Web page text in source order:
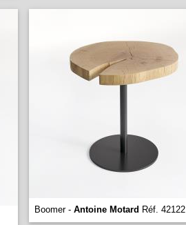
Boomer - Antoine Motard Réf. 42122